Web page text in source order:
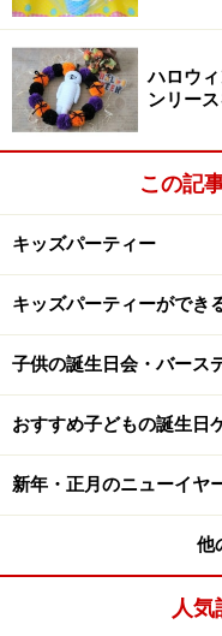
ハロウ
ンリー
この記
キッズパーティー
キッズパーティーができ
子供の誕生日会・バース
おすすめ子どもの誕生日
新年・正月のニューイヤ
他
人